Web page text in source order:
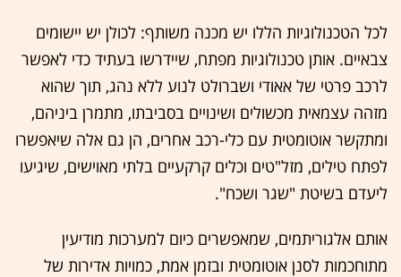
לכל הטכנולוגיות הללו יש מכנה משותף: לכולן יש יישומים
צבאיים. אותן טכנולוגיות מפתח, שיידרשו בעתיד כדי לאפשר
לרכב פרטי של אאודי ושברולט לנוע ללא נהג, תוך שהוא
מזהה עצמאית מכשולים ושינויים בסביבתו, מתמרן ביניהם,
ומתקשר אוטומטית עם כלי-רכב אחרים, הן גם אלה שיאפשרו
לפתח טילים, מזל"טים וכלים קרקעיים בלתי מאוישים, שיגיעו
ליעדם בשיטת "שגר ושכח".
אותם אלגוריתמים, שמאפשרים כיום למערכות מודיעין
מתוחכמות לסנן אוטומטית ובזמן אמת, כמויות אדירות של